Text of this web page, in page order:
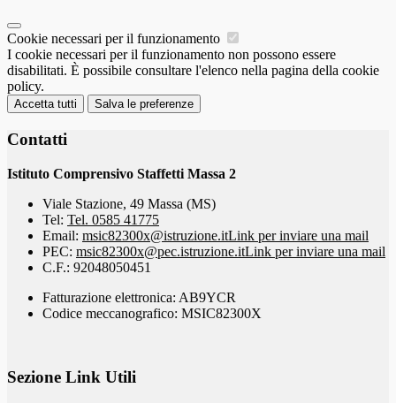
Cookie necessari per il funzionamento
I cookie necessari per il funzionamento non possono essere
disabilitati. È possibile consultare l'elenco nella pagina della cookie
policy.
Accetta tutti Salva le preferenze
Contatti
Istituto Comprensivo Staffetti Massa 2
Viale Stazione, 49 Massa (MS)
Tel: Tel. 0585 41775
Email: msic82300x@istruzione.itLink per inviare una mail
PEC: msic82300x@pec.istruzione.itLink per inviare una mail
C.F.: 92048050451
Fatturazione elettronica: AB9YCR
Codice meccanografico: MSIC82300X
Sezione Link Utili